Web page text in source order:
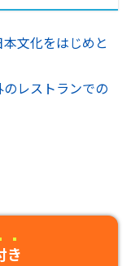
文化をはじめと
レストランでの
き